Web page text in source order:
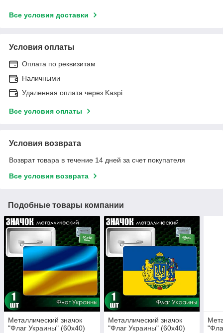
Все условия доставки
Условия оплаты
Оплата по реквизитам
Наличными
Удаленная оплата через Kaspi
Все условия оплаты
Условия возврата
Возврат товара в течение 14 дней за счет покупателя
Все условия возврата
Подобные товары компании
Металлический значок
"Флаг Украины" (60x40)
Металлический значок
"Флаг Украины" (60x40)